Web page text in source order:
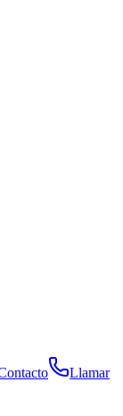
Llamar